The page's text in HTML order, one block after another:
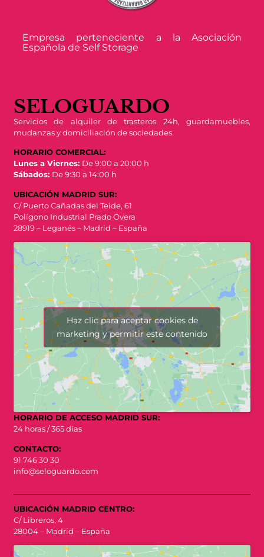
Empresa perteneciente a la Asociación
Española de Self Storage
SELOGUARDO
Servicios de alquiler de trasteros 24h, guardamuebles,
mudanzas y domiciliación de sociedades.
HORARIO COMERCIAL:
Lunes a Viernes: De 9:00 a 20:00 h
Sábados: De 9:30 a 14:00 h
UBICACIÓN MADRID SUR:
C/ Puerto Cañadas del Teide, 61
Polígono Industrial Prado Overa
28919 – Leganés – Madrid – España
Haz clic para aceptar cookies de
marketing y permitir este contenido
HORARIO DE ACCESO MADRID SUR:
24 horas / 365 días
CONTACTO:
91 746 30 30
info@seloguardo.com
UBICACIÓN MADRID CENTRO:
C/ Libreros, 4
28004 – Madrid – España